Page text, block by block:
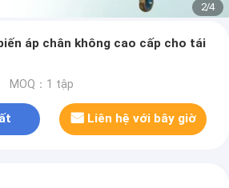
2/4
áp chân không cao cấp cho tái
MOQ：1 tập
Liên hệ với bây giờ